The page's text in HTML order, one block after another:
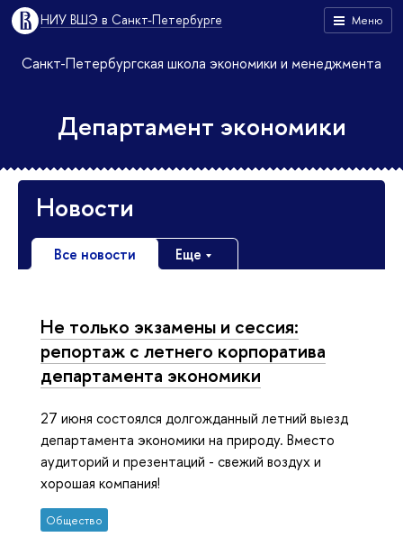
Меню
НИУ ВШЭ в Санкт-Петербурге
Санкт-Петербургская школа экономики и менеджмента
Департамент экономики
Новости
Все новости Еще
Не только экзамены и сессия:
репортаж с летнего корпоратива
департамента экономики
27 июня состоялся долгожданный летний выезд
департамента экономики на природу. Вместо
аудиторий и презентаций - свежий воздух и
хорошая компания!
Общество